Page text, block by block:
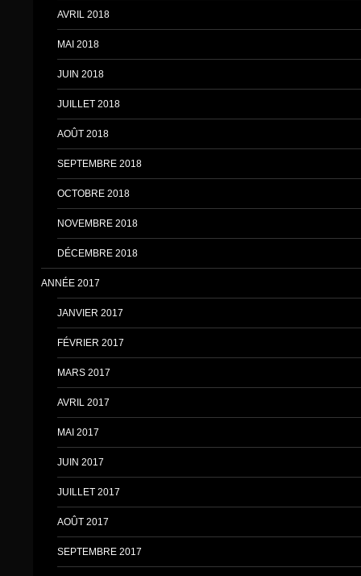
AVRIL 2018
MAI 2018
JUIN 2018
JUILLET 2018
AOÛT 2018
SEPTEMBRE 2018
OCTOBRE 2018
NOVEMBRE 2018
DÉCEMBRE 2018
ANNÉE 2017
JANVIER 2017
FÉVRIER 2017
MARS 2017
AVRIL 2017
MAI 2017
JUIN 2017
JUILLET 2017
AOÛT 2017
SEPTEMBRE 2017